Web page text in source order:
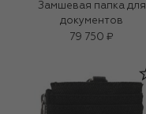
Замшевая папка для
документов
79 750 ₽